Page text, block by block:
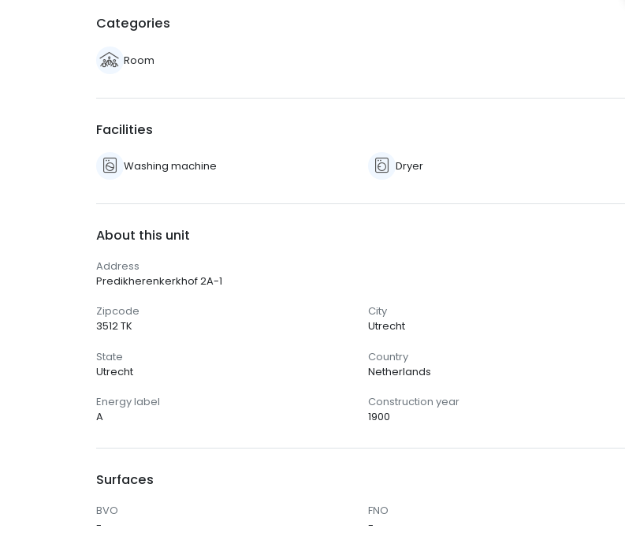
Categories
Room
Facilities
Washing machine Dryer
About this unit
Address
Predikherenkerkhof 2A-1
Zipcode
3512 TK
City
Utrecht
State
Utrecht
Country
Netherlands
Energy label
A
Construction year
1900
Surfaces
BVO
-
FNO
-